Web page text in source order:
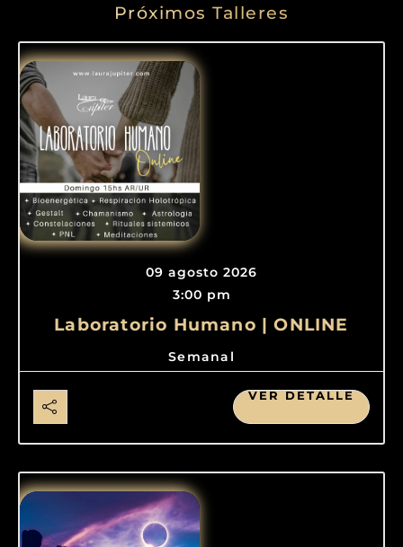
Próximos Talleres
09 agosto 2026
3:00 pm
Laboratorio Humano | ONLINE
Semanal
VER DETALLE